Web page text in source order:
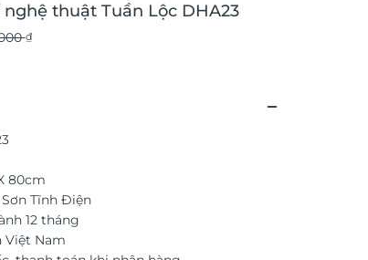
thuật Tuần Lộc DHA23
₫
80cm
Tĩnh Điện
12 tháng
Việt Nam